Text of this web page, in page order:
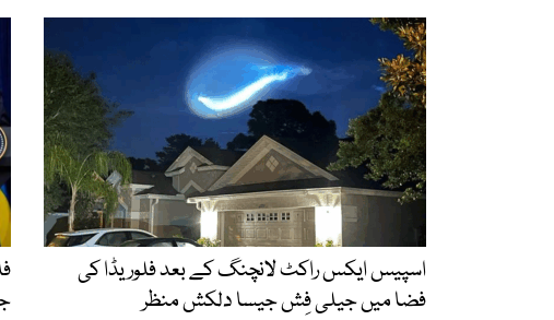
اسپیس ایکس راکٹ لانچنگ کے بعد فلوریڈا کی
فضا میں جیلی فِش جیسا دلکش منظر